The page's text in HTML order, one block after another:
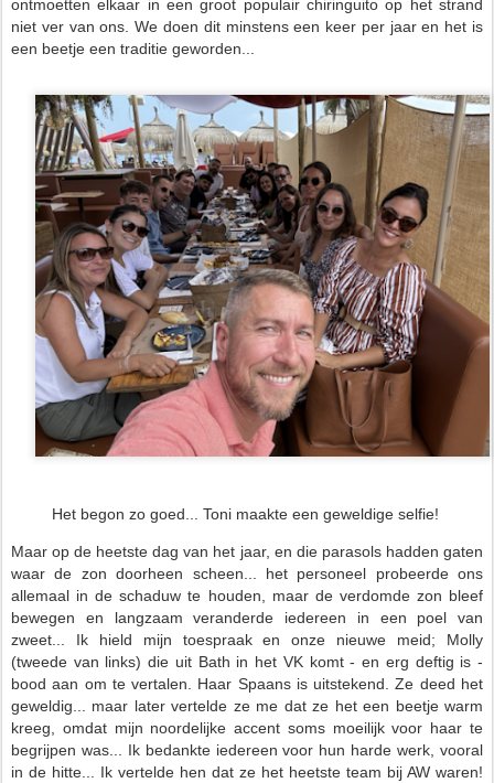
ontmoetten elkaar in een groot populair chiringuito op het strand
niet ver van ons. We doen dit minstens een keer per jaar en het is
een beetje een traditie geworden...
Het begon zo goed... Toni maakte een geweldige selfie!
Maar op de heetste dag van het jaar, en die parasols hadden gaten
waar de zon doorheen scheen... het personeel probeerde ons
allemaal in de schaduw te houden, maar de verdomde zon bleef
bewegen en langzaam veranderde iedereen in een poel van
zweet... Ik hield mijn toespraak en onze nieuwe meid; Molly
(tweede van links) die uit Bath in het VK komt - en erg deftig is -
bood aan om te vertalen. Haar Spaans is uitstekend. Ze deed het
geweldig... maar later vertelde ze me dat ze het een beetje warm
kreeg, omdat mijn noordelijke accent soms moeilijk voor haar te
begrijpen was... Ik bedankte iedereen voor hun harde werk, vooral
in de hitte... Ik vertelde hen dat ze het heetste team bij AW waren!